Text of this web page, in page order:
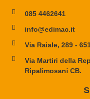
085 4462641
info@edimac.it
Via Raiale, 289 -
Via Martiri della
Ripalimosani CB.